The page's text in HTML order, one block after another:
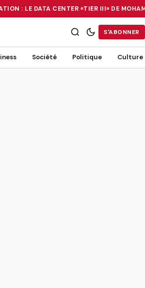
: LE DATA CENTER «TIER III» DE
CENTER «TIER III» DE MOHAMMADIA, UN
S'ABONNER
Société Politique Culture